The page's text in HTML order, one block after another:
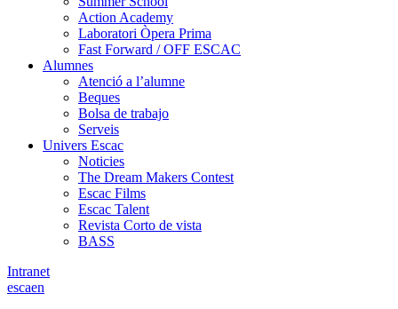
Action Academy
Laboratori Òpera Prima
Fast Forward / OFF ESCAC
Alumnes
Atenció a l’alumne
Beques
Bolsa de trabajo
Serveis
Univers Escac
Noticies
The Dream Makers Contest
Escac Films
Escac Talent
Revista Corto de vista
BASS
Intranet
escaen